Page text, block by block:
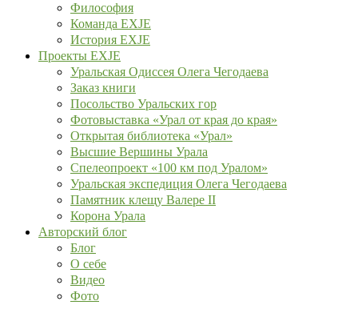
Философия
Команда EXJE
История EXJE
Проекты EXJE
Уральская Одиссея Олега Чегодаева
Заказ книги
Посольство Уральских гор
Фотовыставка «Урал от края до края»
Открытая библиотека «Урал»
Высшие Вершины Урала
Спелеопроект «100 км под Уралом»
Уральская экспедиция Олега Чегодаева
Памятник клещу Валере II
Корона Урала
Авторский блог
Блог
О себе
Видео
Фото